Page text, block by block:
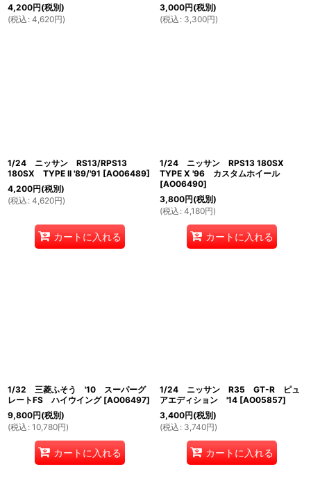
4,200円(税別)
(税込 : 4,620円)
3,000円(税別)
(税込 : 3,300円)
1/24 ニッサン RS13/RPS13
180SX TYPE II '89/'91 [AO06489]
4,200円(税別)
(税込 : 4,620円)
カートに入れる
1/24 ニッサン RPS13 180SX
TYPE X '96 カスタムホイール
[AO06490]
3,800円(税別)
(税込 : 4,180円)
カートに入れる
1/32 三菱ふそう '10 スーパーグ
レートFS ハイウイング [AO06497]
9,800円(税別)
(税込 : 10,780円)
カートに入れる
1/24 ニッサン R35 GT-R ピュ
アエディション '14 [AO05857]
3,400円(税別)
(税込 : 3,740円)
カートに入れる